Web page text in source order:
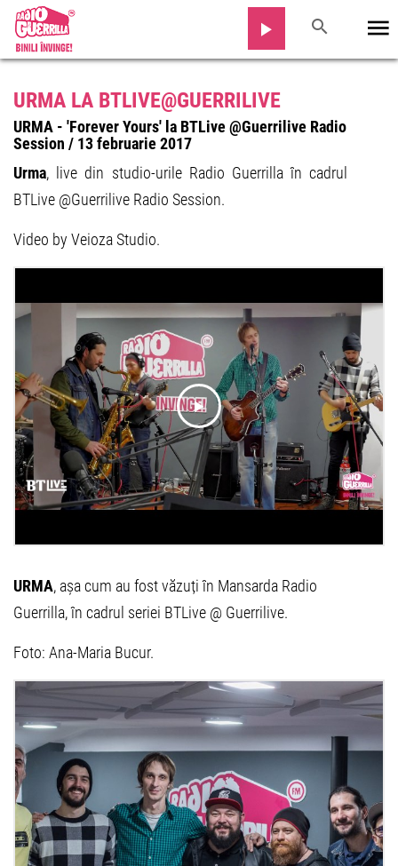
URMA LA BTLIVE@GUERRILIVE
URMA - 'Forever Yours' la BTLive @Guerrilive Radio
Session / 13 februarie 2017
Urma, live din studio-urile Radio Guerrilla în cadrul
BTLive @Guerrilive Radio Session.
Video by Veioza Studio.
URMA, așa cum au fost văzuți în Mansarda Radio
Guerrilla, în cadrul seriei BTLive @ Guerrilive.
Foto: Ana-Maria Bucur.